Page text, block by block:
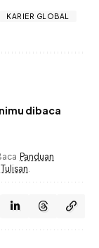
KARIER GLOBAL
dibaca
Panduan
.